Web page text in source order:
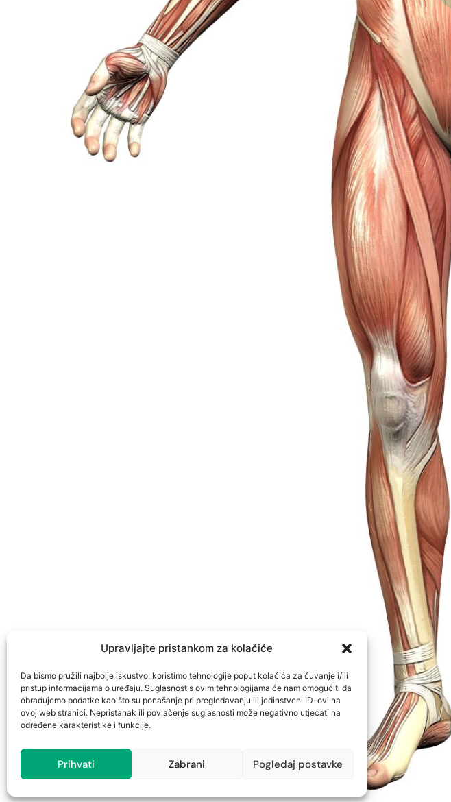
Upravljajte pristankom za kolačiće
Da bismo pružili najbolje iskustvo, koristimo tehnologije poput kolačića za čuvanje i/ili
pristup informacijama o uređaju. Suglasnost s ovim tehnologijama će nam omogućiti da
obrađujemo podatke kao što su ponašanje pri pregledavanju ili jedinstveni ID-ovi na
ovoj web stranici. Nepristanak ili povlačenje suglasnosti može negativno utjecati na
određene karakteristike i funkcije.
Prihvati Zabrani Pogledaj postavke